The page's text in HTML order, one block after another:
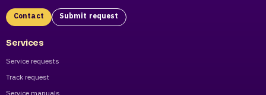
Contact Submit request
Services
Service requests
Track request